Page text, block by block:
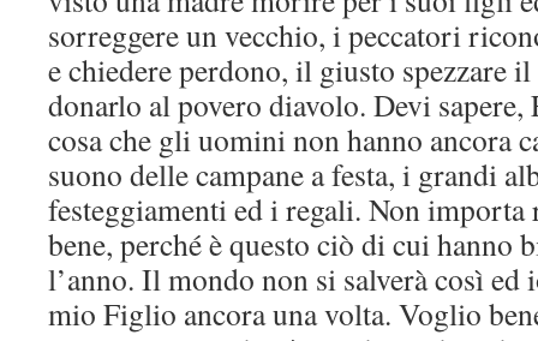
sorreggere un vecchio, i peccatori
e chiedere perdono, il giusto spezzare
donarlo al povero diavolo. Devi sapere,
cosa che gli uomini non hanno ancora
suono delle campane a festa, i grandi
festeggiamenti ed i regali. Non
bene, perché è questo ciò di cui hanno
l’anno. Il mondo non si salverà così ed
mio Figlio ancora una volta. Voglio